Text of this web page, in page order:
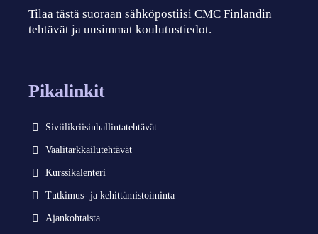
Tilaa tästä suoraan sähköpostiisi CMC Finlandin
tehtävät ja uusimmat koulutustiedot.
Pikalinkit
Siviilikriisinhallintatehtävät
Vaalitarkkailutehtävät
Kurssikalenteri
Tutkimus- ja kehittämistoiminta
Ajankohtaista